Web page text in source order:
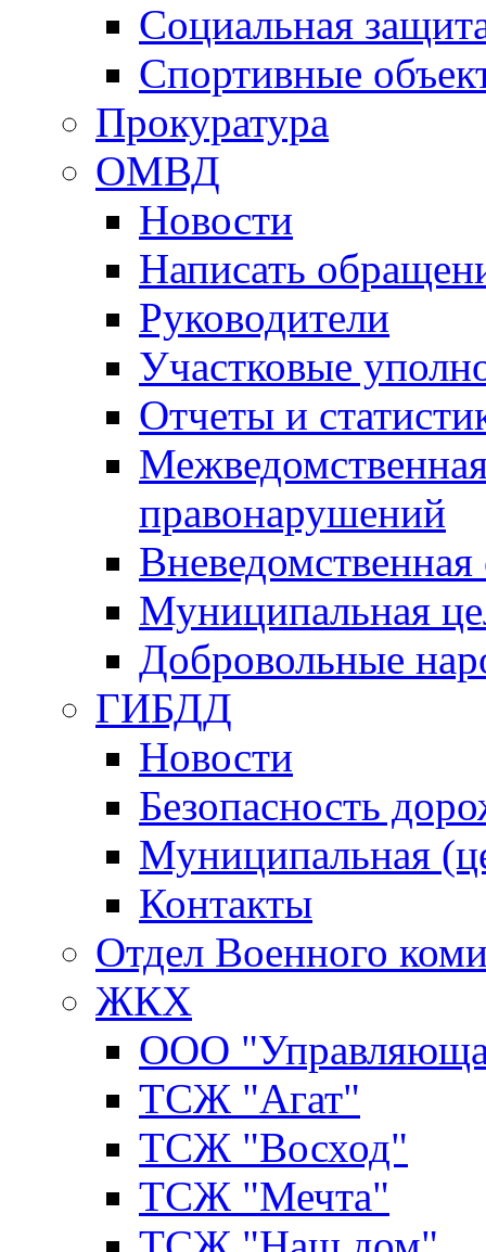
Социальная
Спортивные
Прокуратура
ОМВД
Новости
Написать
Руководители
Участковые
Отчеты и
правонарушений
Вневедомственная
Муниципальная
Добровольные
ГИБДД
Новости
Безопасность
Муниципальная
Контакты
Отдел Военного
ЖКХ
ООО
ТСЖ "Агат"
ТСЖ "Восход"
ТСЖ "Мечта"